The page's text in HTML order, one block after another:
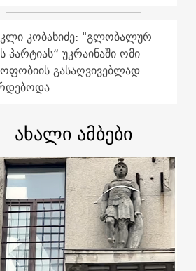
კობახიძე: "გლობალურ
პარტიას“ უკრაინაში ომი
გასაღვივებლად
ახალი ამბები